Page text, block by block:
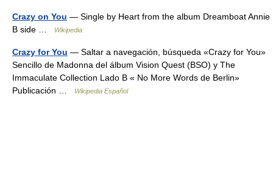
Crazy on You — Single by Heart from the album Dreamboat Annie
B side …
Wikipedia
Crazy for You — Saltar a navegación, búsqueda «Crazy for You»
Sencillo de Madonna del álbum Vision Quest (BSO) y The
Immaculate Collection Lado B « No More Words de Berlin»
Publicación …
Wikipedia Español